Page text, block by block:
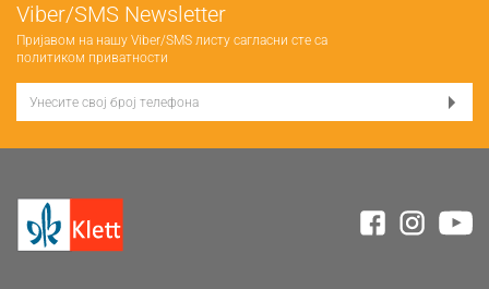
Viber/SMS Newsletter
Пријавом на нашу Viber/SMS листу сагласни сте са
политиком приватности